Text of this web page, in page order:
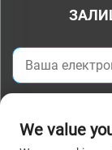
We value